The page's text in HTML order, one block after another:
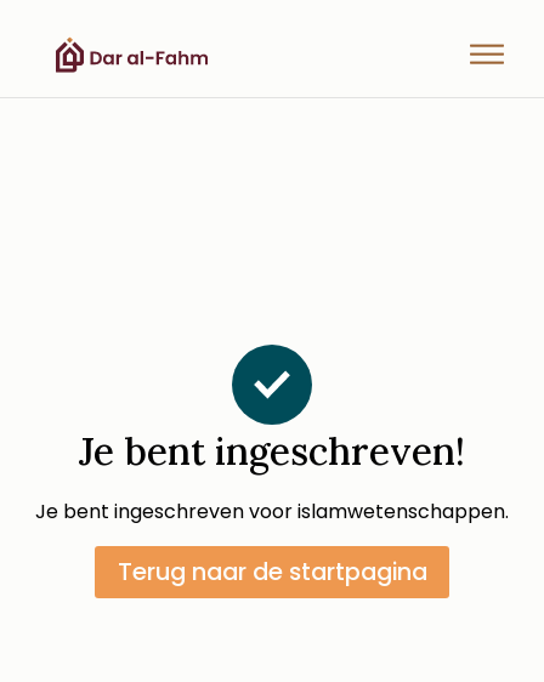
Je bent ingeschreven!
Je bent ingeschreven voor islamwetenschappen.
Terug naar de startpagina